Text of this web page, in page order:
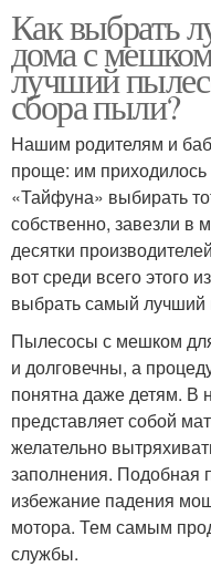
Как выбрать
дома с
лучший
сбора пыли?
Нашим родителям и
проще: им
«Тайфуна» выбирать
собственно, завезли в
десятки
вот среди всего этого
выбрать самый лучший
Пылесосы с мешком
и долговечны, а
понятна даже детям. В
представляет собой
желательно
заполнения. Подобная
избежание падения
мотора. Тем самым
службы.